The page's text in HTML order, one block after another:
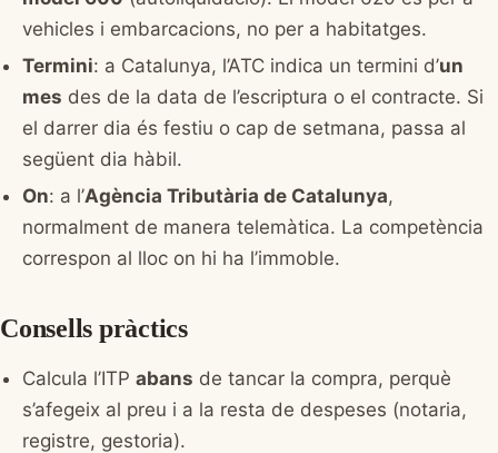
vehicles i embarcacions, no per a habitatges.
Termini: a Catalunya, l’ATC indica un termini d’un
mes des de la data de l’escriptura o el contracte. Si
el darrer dia és festiu o cap de setmana, passa al
següent dia hàbil.
On: a l’Agència Tributària de Catalunya,
normalment de manera telemàtica. La competència
correspon al lloc on hi ha l’immoble.
Consells pràctics
Calcula l’ITP abans de tancar la compra, perquè
s’afegeix al preu i a la resta de despeses (notaria,
registre, gestoria).